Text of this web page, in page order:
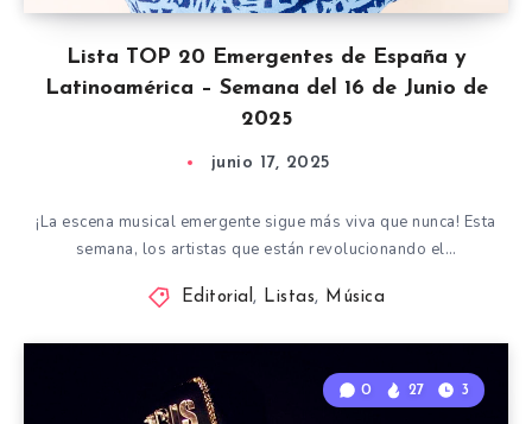
Lista TOP 20 Emergentes de España y
Latinoamérica – Semana del 16 de Junio de
2025
junio 17, 2025
¡La escena musical emergente sigue más viva que nunca! Esta
semana, los artistas que están revolucionando el…
Editorial, Listas, Música
0 27 3